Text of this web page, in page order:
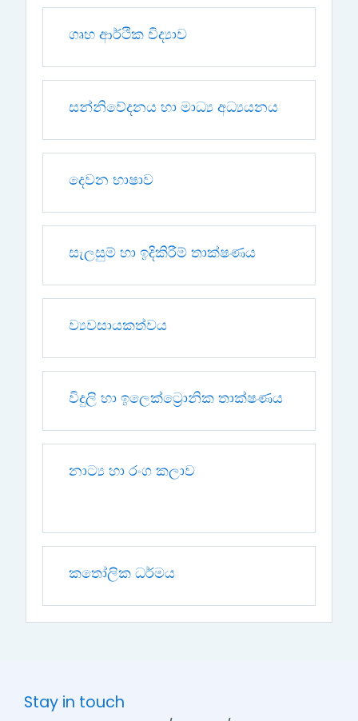
ගෘහ ආර්ථික විද්‍යාව
සන්නිවේදනය හා මාධ්‍ය අධ්‍යයනය
දෙවන භාෂාව
සැලසුම් හා ඉදිකිරීම් තාක්ෂණය
ව්‍යවසායකත්වය
විදුලි හා ඉලෙක්ට්‍රොනික තාක්ෂණය
නාට්‍ය හා රංග කලාව
කතෝලික ධර්මය
Stay in touch